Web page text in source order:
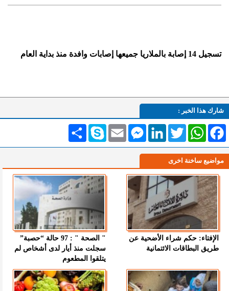
تسجيل 14 إصابة بالملاريا جميعها إصابات وافدة منذ بداية العام
شارك هذا الخبر :
انشر Skype Email
MessengerLinkedInTwitterWhatsAppFacebook
مواضيع ساخنة اخرى
الإفتاء: حكم شراء الأضحية عن
طريق البطاقات الائتمانية
" الصحة " : 97 حالة “حصبة”
سجلت منذ أيار لدى أشخاص لم
يتلقوا المطعوم